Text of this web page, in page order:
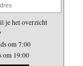
je het overzicht
om 7:00
om 19:00